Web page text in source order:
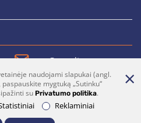
vrsa@vrsa.lt
Youtube
Parašykite mums
naudojami slapukai (angl.
mygtuką „Sutinku“
su Privatumo politika.
Reklaminiai